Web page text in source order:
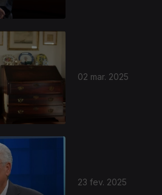
02 mar. 2025
23 fev. 2025